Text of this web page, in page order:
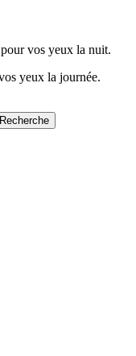
vos yeux la nuit.
yeux la journée.
Recherche